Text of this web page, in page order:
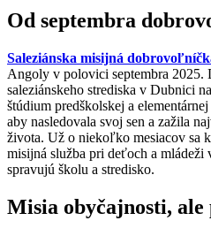
Od septembra
Saleziánska misijná
Angoly v polovici septembra 2025.
saleziánskeho strediska v Dubnici
štúdium predškolskej a
aby nasledovala svoj sen a zažila
života. Už o niekoľko mesiacov sa
misijná služba pri deťoch a mládeži
spravujú školu a stredisko.
Misia obyčajnosti, ale